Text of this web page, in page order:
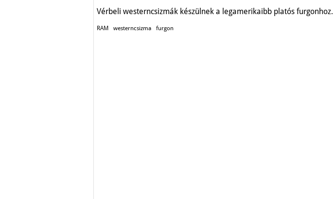
Vérbeli westerncsizmák készülnek a legamerikaibb platós furgonhoz.
RAM westerncsizma furgon